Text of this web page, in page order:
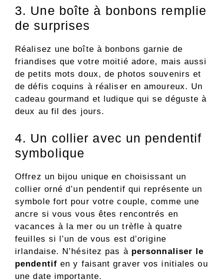
3. Une boîte à bonbons remplie
de surprises
Réalisez une boîte à bonbons garnie de
friandises que votre moitié adore, mais aussi
de petits mots doux, de photos souvenirs et
de défis coquins à réaliser en amoureux. Un
cadeau gourmand et ludique qui se déguste à
deux au fil des jours.
4. Un collier avec un pendentif
symbolique
Offrez un bijou unique en choisissant un
collier orné d’un pendentif qui représente un
symbole fort pour votre couple, comme une
ancre si vous vous êtes rencontrés en
vacances à la mer ou un trèfle à quatre
feuilles si l’un de vous est d’origine
irlandaise. N’hésitez pas à personnaliser le
pendentif en y faisant graver vos initiales ou
une date importante.